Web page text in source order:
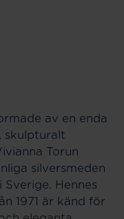
av en enda
skulpturalt
Torun
silversmeden
Hennes
1971 är känd för